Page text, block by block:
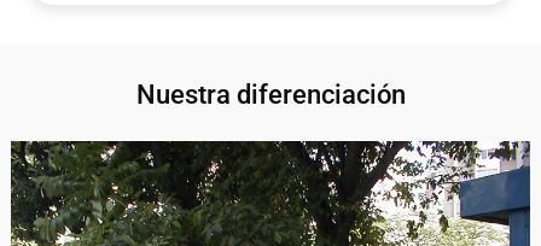
Nuestra diferenciación